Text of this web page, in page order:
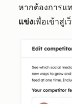
หากต้องการแ
แข่งเพื่อเข้าสู่